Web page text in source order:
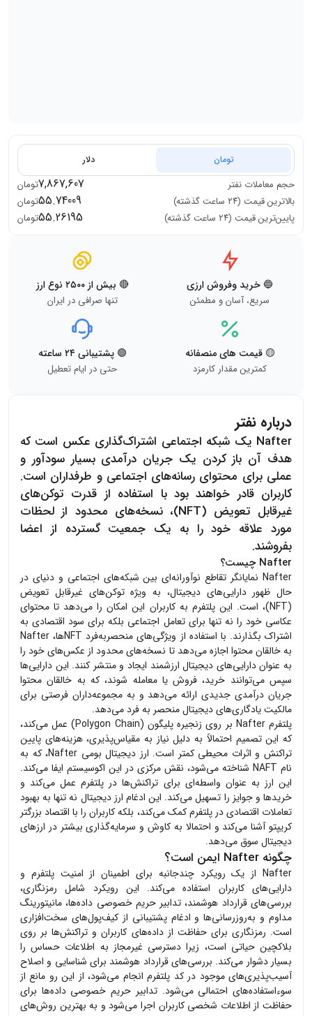
تومان دلار
حجم معاملات نفتر 7,867,607تومان
بالاترین قیمت (۲۴ ساعت گذشته)
55.74009تومان
پایین‌ترین قیمت (۲۴ ساعت گذشته)
55.26195تومان
🔵 خرید وفروش ارزی
سریع، آسان و مطمئن
🔴 بیش از ۲۵۰۰ نوع ارز
تنها صرافی در ایران
🟡 قیمت های منصفانه
کمترین مقدار کارمزد
🟢 پشتیبانی ۲۴ ساعته
حتی در ایام تعطیل
درباره نفتر
Nafter یک شبکه اجتماعی اشتراک‌گذاری عکس است که
هدف آن باز کردن یک جریان درآمدی بسیار سودآور و
عملی برای محتوای رسانه‌های اجتماعی و طرفداران است.
کاربران قادر خواهند بود با استفاده از قدرت توکن‌های
غیرقابل تعویض (NFT)، نسخه‌های محدود از لحظات
مورد علاقه خود را به یک جمعیت گسترده از اعضا
بفروشند.
Nafter چیست؟
Nafter نمایانگر تقاطع نوآورانه‌ای بین شبکه‌های اجتماعی و دنیای در
حال ظهور دارایی‌های دیجیتال، به ویژه توکن‌های غیرقابل تعویض
(NFT)، است. این پلتفرم به کاربران این امکان را می‌دهد تا محتوای
عکاسی خود را نه تنها برای تعامل اجتماعی بلکه برای سود اقتصادی به
اشتراک بگذارند. با استفاده از ویژگی‌های منحصربه‌فرد NFTها، Nafter
به خالقان محتوا اجازه می‌دهد تا نسخه‌های محدود از عکس‌های خود را
به عنوان دارایی‌های دیجیتال ارزشمند ایجاد و منتشر کنند. این دارایی‌ها
سپس می‌توانند خرید، فروش یا معامله شوند، که به خالقان محتوا
جریان درآمدی جدیدی ارائه می‌دهد و به مجموعه‌داران فرصتی برای
مالکیت یادگاری‌های دیجیتال منحصر به فرد می‌دهد.
پلتفرم Nafter بر روی زنجیره پلیگون (Polygon Chain) عمل می‌کند،
که این تصمیم احتمالاً به دلیل نیاز به مقیاس‌پذیری، هزینه‌های پایین
تراکنش و اثرات محیطی کمتر است. ارز دیجیتال بومی Nafter، که به
نام NAFT شناخته می‌شود، نقش مرکزی در این اکوسیستم ایفا می‌کند.
این ارز به عنوان واسطه‌ای برای تراکنش‌ها در پلتفرم عمل می‌کند و
خریدها و جوایز را تسهیل می‌کند. این ادغام ارز دیجیتال نه تنها به بهبود
تعاملات اقتصادی در پلتفرم کمک می‌کند، بلکه کاربران را با اقتصاد بزرگتر
کریپتو آشنا می‌کند و احتمالا به کاوش و سرمایه‌گذاری بیشتر در ارزهای
دیجیتال سوق می‌دهد.
چگونه Nafter ایمن است؟
Nafter از یک رویکرد چندجانبه برای اطمینان از امنیت پلتفرم و
دارایی‌های کاربران استفاده می‌کند. این رویکرد شامل رمزنگاری،
بررسی‌های قرارداد هوشمند، تدابیر حریم خصوصی داده‌ها، مانیتورینگ
مداوم و به‌روزرسانی‌ها و ادغام پشتیبانی از کیف‌پول‌های سخت‌افزاری
است. رمزنگاری برای حفاظت از داده‌های کاربران و تراکنش‌ها بر روی
بلاکچین حیاتی است، زیرا دسترسی غیرمجاز به اطلاعات حساس را
بسیار دشوار می‌کند. بررسی‌های قرارداد هوشمند برای شناسایی و اصلاح
آسیب‌پذیری‌های موجود در کد پلتفرم انجام می‌شود، از این رو مانع از
سوءاستفاده‌های احتمالی می‌شود. تدابیر حریم خصوصی داده‌ها برای
حفاظت از اطلاعات شخصی کاربران اجرا می‌شود و به بهترین روش‌های